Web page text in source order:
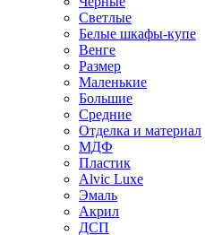
Светлые
Белые шкафы-купе
Венге
Размер
Маленькие
Большие
Средние
Отделка и материал
МДФ
Пластик
Alvic Luxe
Эмаль
Акрил
ДСП